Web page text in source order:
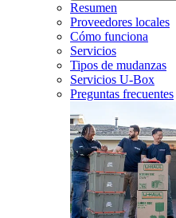
Resumen
Proveedores locales
Cómo funciona
Servicios
Tipos de mudanzas
Servicios U-Box
Preguntas frecuentes